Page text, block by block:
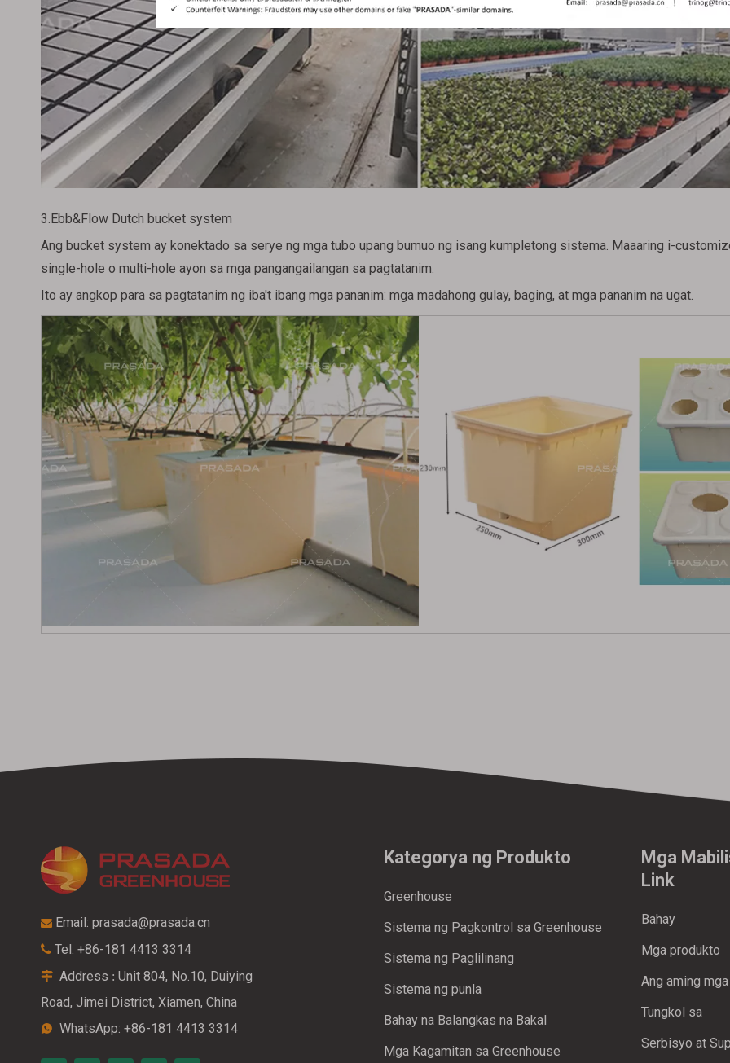
3.Ebb&Flow Dutch bucket system
Ang bucket system ay konektado sa serye ng mga tubo upang bumuo ng isang kumpletong sistema. Maaaring i-
single-hole o multi-hole ayon sa mga pangangailangan sa pagtatanim.
Ito ay angkop para sa pagtatanim ng iba't ibang mga pananim: mga madahong gulay, baging, at mga pananim na ugat.
 Email: prasada@prasada.cn
 Tel: +86-181 4413 3314
 Address : Unit 804, No.10, Duiying
Road, Jimei District, Xiamen, China
 WhatsApp: +86-181 4413 3314
Kategorya ng Produkto
Greenhouse
Sistema ng Pagkontrol sa Greenhouse
Sistema ng Paglilinang
Sistema ng punla
Bahay na Balangkas na Bakal
Mga Kagamitan sa Greenhouse
Mga
Link
Bahay
Mga produkto
Ang aming
Tungkol sa
Serbisyo at